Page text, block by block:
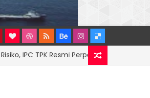
Resmi Perpanjang Sinergi Hukum